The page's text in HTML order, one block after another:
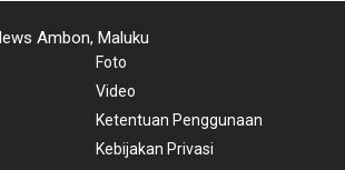
Ambon, Maluku
Foto
Video
Ketentuan Penggunaan
Kebijakan Privasi